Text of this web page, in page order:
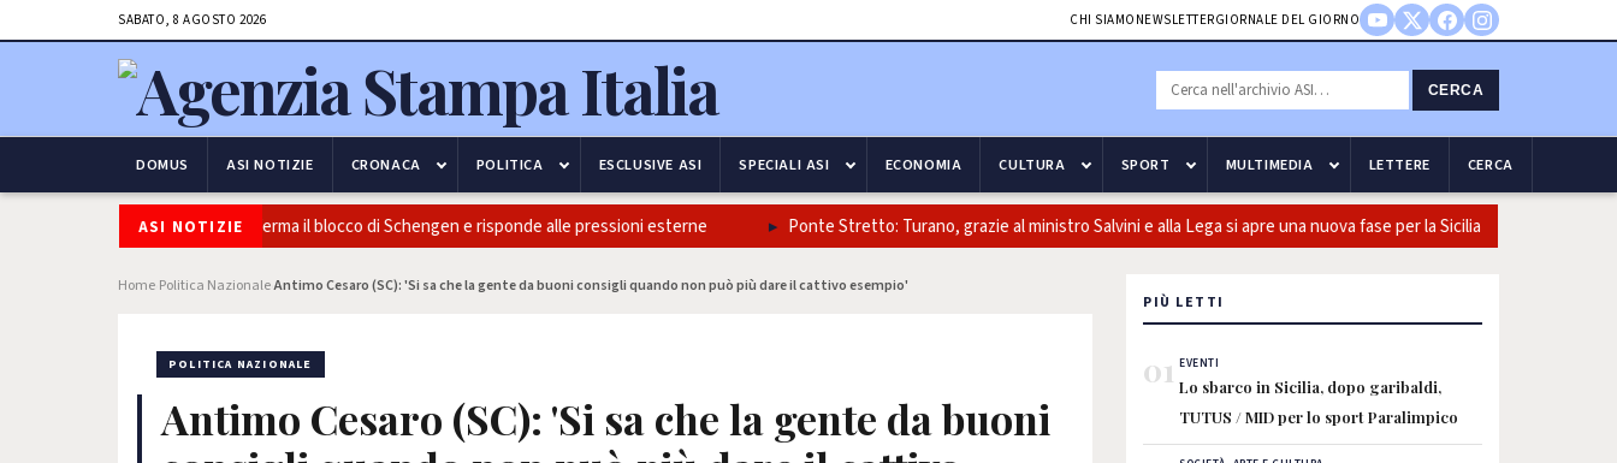
SABATO, 8 AGOSTO 2026 CHI SIAMO NEWSLETTERGIORNALE DEL GIORNO
CERCA
DOMUS ASI NOTIZIE CRONACA POLITICA ESCLUSIVE ASI SPECIALI ASI ECONOMIA CULTURA SPORT MULTIMEDIA LETTERE CERCA
ASI NOTIZIE
e frontiere: l’Italia conferma il blocco di Schengen e risponde alle pressioni esterne Ponte Stretto: Turano, grazie al ministro Salvini e alla Lega si apre una nuova fase per la Sicilia
Home Politica Nazionale›Antimo Cesaro (SC): 'Si sa che la gente da buoni consigli quando non può più dare il cattivo esempio'
POLITICA NAZIONALE
Antimo Cesaro (SC): 'Si sa che la gente da buoni
PIÙ LETTI
01 EVENTI
Lo sbarco in Sicilia, dopo garibaldi,
TUTUS / MID per lo sport Paralimpico